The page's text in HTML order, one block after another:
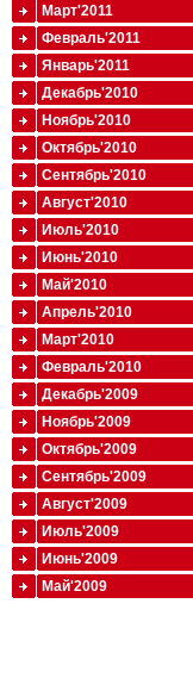
Март'2011
Февраль'2011
Январь'2011
Декабрь'2010
Ноябрь'2010
Октябрь'2010
Сентябрь'2010
Август'2010
Июль'2010
Июнь'2010
Май'2010
Апрель'2010
Март'2010
Февраль'2010
Декабрь'2009
Ноябрь'2009
Октябрь'2009
Сентябрь'2009
Август'2009
Июль'2009
Июнь'2009
Май'2009